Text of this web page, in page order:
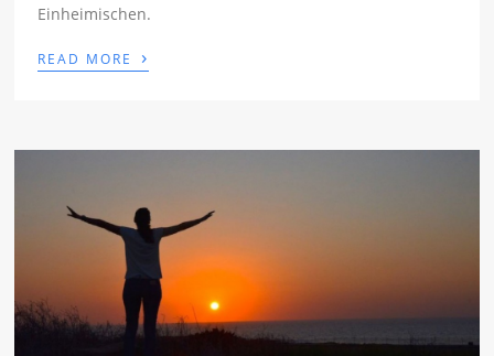
Einheimischen.
READ MORE ›